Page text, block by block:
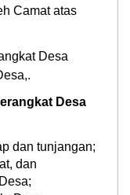
Camat atas
Desa
Desa
dan tunjangan;
dan